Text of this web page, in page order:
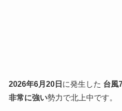
2026年6月20日 に発生した 台風
非常に強い勢力で北上中です。